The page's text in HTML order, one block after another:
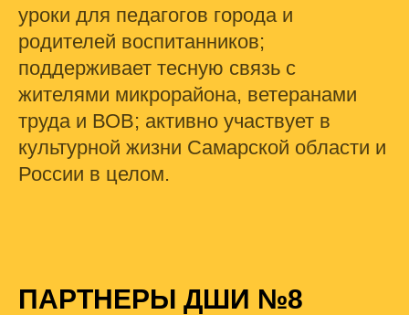
уроки для педагогов города и
родителей воспитанников;
поддерживает тесную связь с
жителями микрорайона, ветеранами
труда и ВОВ; активно участвует в
культурной жизни Самарской области и
России в целом.
ПАРТНЕРЫ ДШИ №8